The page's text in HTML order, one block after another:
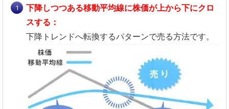
下降しつつある移動平均線に株価が上から下にクロ
スする：
下降トレンドへ転換するパターンで売る方法です。